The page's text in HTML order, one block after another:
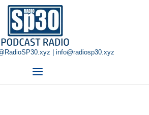
Home
| info@radiosp30.xyz
Menu